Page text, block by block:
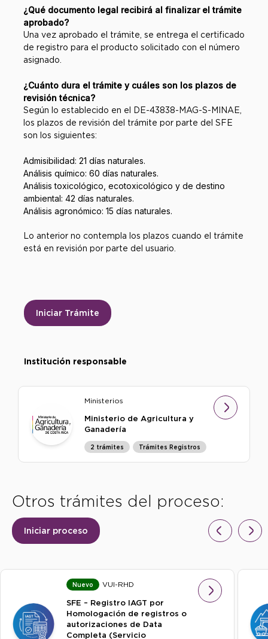
¿Qué documento legal recibirá al finalizar el trámite
aprobado?
Una vez aprobado el trámite, se entrega el certificado
de registro para el producto solicitado con el número
asignado.
¿Cuánto dura el trámite y cuáles son los plazos de
revisión técnica?
Según lo establecido en el DE-43838-MAG-S-MINAE,
los plazos de revisión del trámite por parte del SFE
son los siguientes:
Admisibilidad: 21 días naturales.
Análisis químico: 60 días naturales.
Análisis toxicológico, ecotoxicológico y de destino
ambiental: 42 días naturales.
Análisis agronómico: 15 días naturales.
Lo anterior no contempla los plazos cuando el trámite
está en revisión por parte del usuario.
Iniciar Trámite
Institución responsable
Ministerios
Ministerio de Agricultura y
Ganadería
2 trámites Trámites Registros
Otros trámites del proceso:
Iniciar proceso
Nuevo VUI-RHD
SFE – Registro IAGT por
Homologación de registros o
autorizaciones de Data
Completa (Servicio